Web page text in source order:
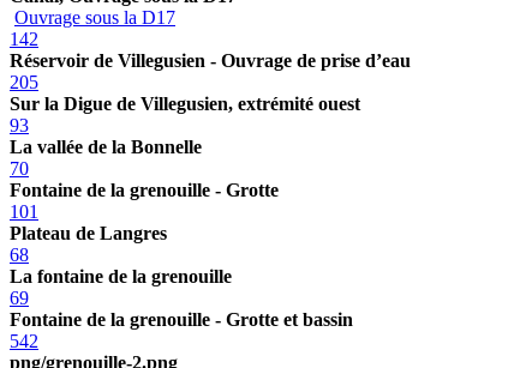
Ouvrage sous la D17
142
Réservoir de Villegusien - Ouvrage de prise d’eau
205
Sur la Digue de Villegusien, extrémité ouest
93
La vallée de la Bonnelle
70
Fontaine de la grenouille - Grotte
101
Plateau de Langres
68
La fontaine de la grenouille
69
Fontaine de la grenouille - Grotte et bassin
542
png/grenouille-2.png